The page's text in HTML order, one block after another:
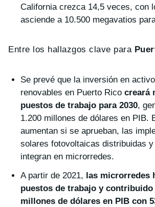
California crezca 14,5 veces, con
asciende a 10.500 megavatios
Entre los hallazgos clave para
Se prevé que la inversión en
renovables en Puerto Rico creará
puestos de trabajo para 2030,
1.200 millones de dólares en PIB.
aumentan si se aprueban, las
solares fotovoltaicas distribuidas
integran en microrredes.
A partir de 2021, las microrredes
puestos de trabajo y contribuido
millones de dólares en PIB con